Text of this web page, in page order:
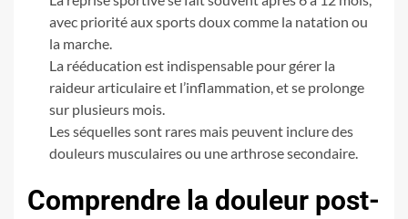
avec priorité aux sports doux comme la natation ou
la marche.
La rééducation est indispensable pour gérer la
raideur articulaire et l’inflammation, et se prolonge
sur plusieurs mois.
Les séquelles sont rares mais peuvent inclure des
douleurs musculaires ou une arthrose secondaire.
Comprendre la douleur post-